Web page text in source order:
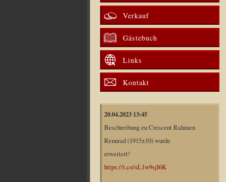
Verkauf
Gästebuch
Links
Kontakt
20.04.2023 13:45
Beschreibung zu Crescent Rahmen
Rennrad (1915±10) wurde
erweitert!
https://t.co/xL1w9sjI6K